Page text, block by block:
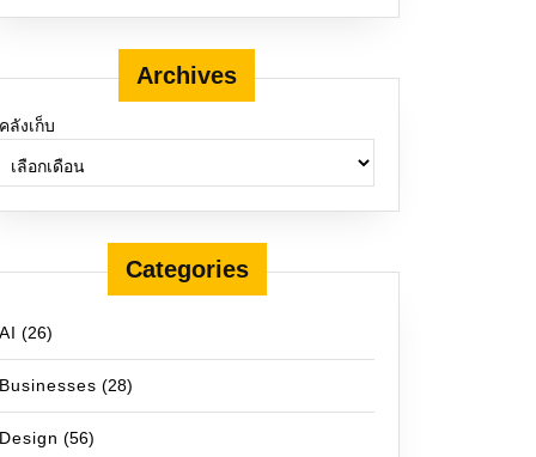
Archives
คลังเก็บ
Categories
AI (26)
Businesses (28)
Design (56)